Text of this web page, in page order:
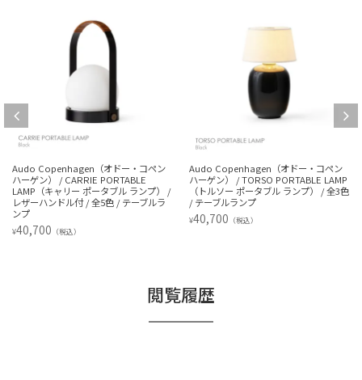
Audo Copenhagen（オドー・コペン
ハーゲン） / CARRIE PORTABLE
LAMP（キャリー ポータブル ランプ） /
レザーハンドル付 / 全5色 / テーブルラ
ンプ
¥40,700 （税込）
Audo Copenhagen（オドー・コペン
ハーゲン） / TORSO PORTABLE LAMP
（トルソー ポータブル ランプ） / 全3色
/ テーブルランプ
¥40,700 （税込）
閲覧履歴